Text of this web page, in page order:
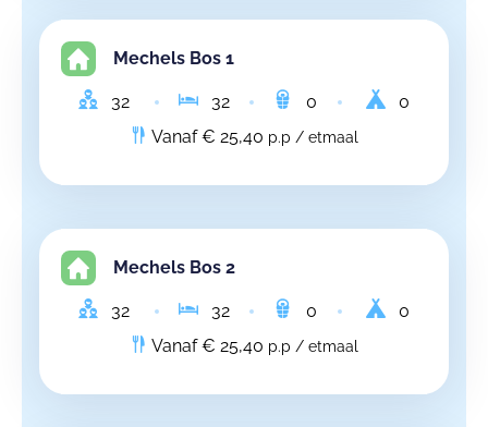
Mechels Bos 1
32 32 0
0
Vanaf € 25,40 p.p / etmaal
Mechels Bos 2
32 32 0
0
Vanaf € 25,40 p.p / etmaal